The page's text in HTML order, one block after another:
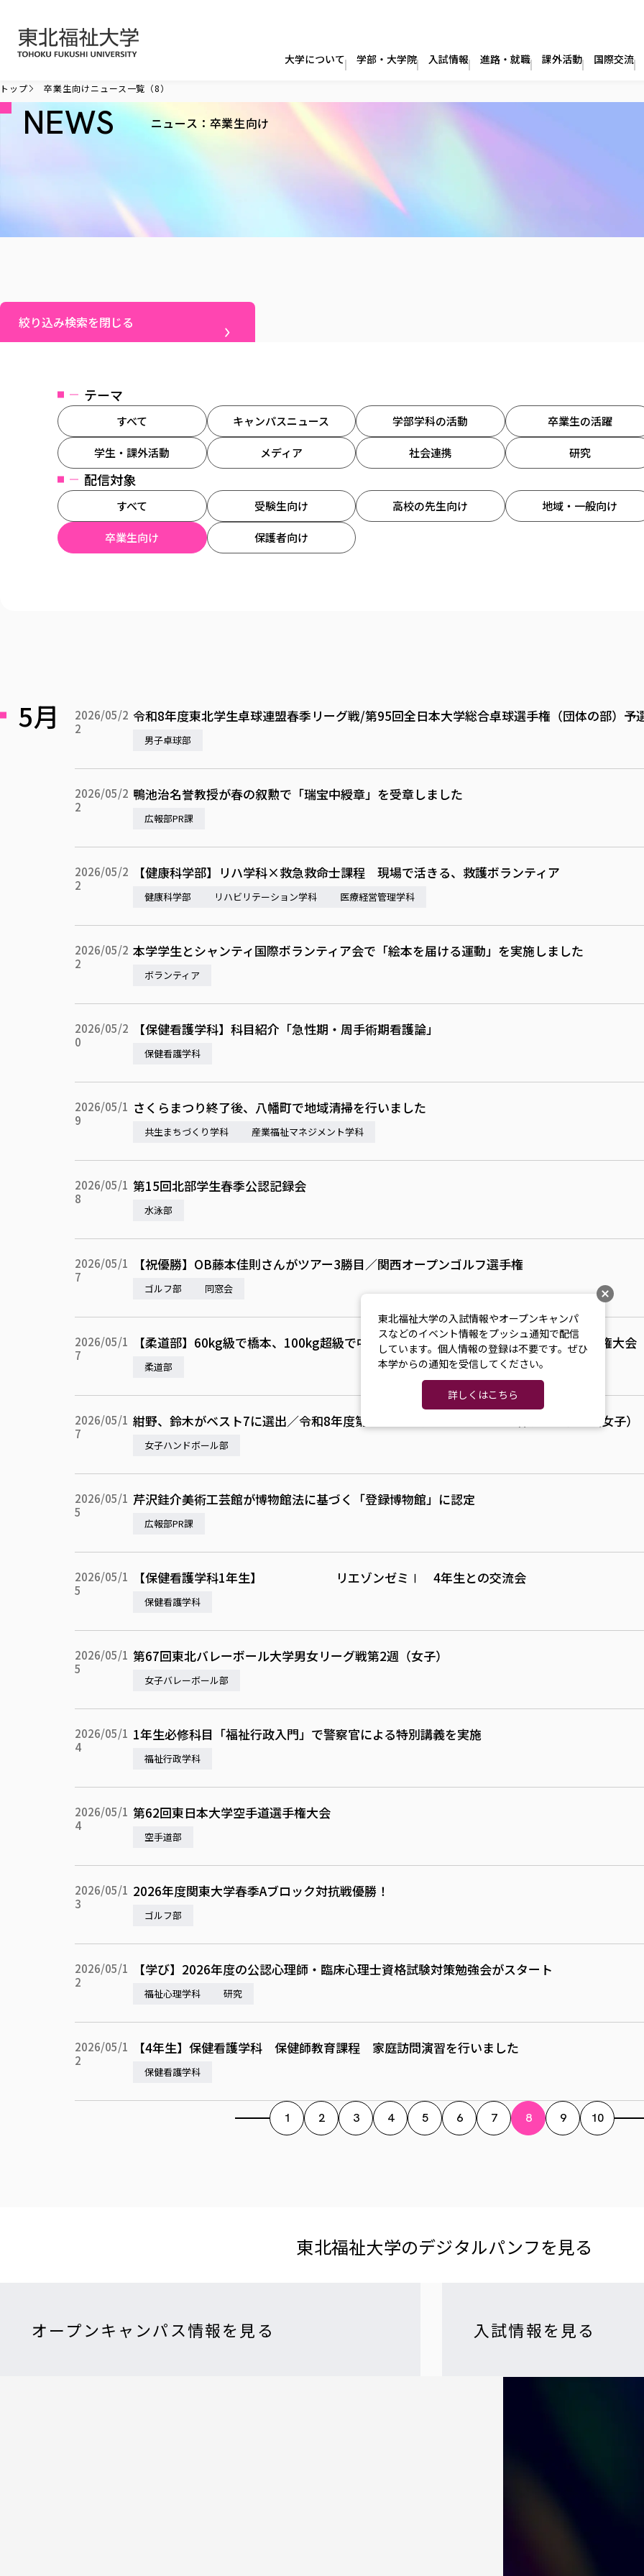
大学について 学部・大学院 入試情報 進路・就職 課外活動 国際交流
トップ 卒業生向けニュース一覧（8）
NEWS ニュース：卒業生向け
絞り込み検索を閉じる
テーマ
すべて キャンパスニュース 学部学科の活動 卒業生の活躍
学生・課外活動 メディア 社会連携 研究
配信対象
すべて 受験生向け 高校の先生向け 地域・一般向け
卒業生向け 保護者向け
5月
2026/05/2
2
令和8年度東北学生卓球連盟春季リーグ戦/第95回全日本大学総合卓球選手権（団体の部）予
男子卓球部
2026/05/2
2
鴨池治名誉教授が春の叙勲で「瑞宝中綬章」を受章しました
広報部PR課
2026/05/2
2
【健康科学部】リハ学科×救急救命士課程 現場で活きる、救護ボランティア
健康科学部 リハビリテーション学科 医療経営管理学科
2026/05/2
2
本学学生とシャンティ国際ボランティア会で「絵本を届ける運動」を実施しました
ボランティア
2026/05/2
0
【保健看護学科】科目紹介「急性期・周手術期看護論」
保健看護学科
2026/05/1
9
さくらまつり終了後、八幡町で地域清掃を行いました
共生まちづくり学科 産業福祉マネジメント学科
2026/05/1
8
第15回北部学生春季公認記録会
水泳部
2026/05/1
7
【祝優勝】OB藤本佳則さんがツアー3勝目／関西オープンゴルフ選手権
ゴルフ部 同窓会
2026/05/1
7
【柔道部】60kg級で橋本、100kg超級で中澤が優勝！全日本ジュニア柔道体重別選手権大
柔道部
2026/05/1
7
紺野、鈴木がベスト7に選出／令和8年度第61回東北学生ハンドボール春季リーグ戦（女子）
女子ハンドボール部
2026/05/1
5
芹沢銈介美術工芸館が博物館法に基づく「登録博物館」に認定
広報部PR課
2026/05/1
5
【保健看護学科1年生】 リエゾンゼミⅠ 4年生との交流会
保健看護学科
2026/05/1
5
第67回東北バレーボール大学男女リーグ戦第2週（女子）
女子バレーボール部
2026/05/1
4
1年生必修科目「福祉行政入門」で警察官による特別講義を実施
福祉行政学科
2026/05/1
4
第62回東日本大学空手道選手権大会
空手道部
2026/05/1
3
2026年度関東大学春季Aブロック対抗戦優勝！
ゴルフ部
2026/05/1
2
【学び】2026年度の公認心理師・臨床心理士資格試験対策勉強会がスタート
福祉心理学科 研究
2026/05/1
2
【4年生】保健看護学科 保健師教育課程 家庭訪問演習を行いました
保健看護学科
1 2 3 4 5 6 7 8 9 10
東北福祉大学の​デジタルパンフを​見る​
オープンキャンパス情報を見る 入試情報を見る
東北福祉大学の入試情報やオープンキャンパ
スなどのイベント情報をプッシュ通知で配信
しています。個人情報の登録は不要です。ぜひ
本学からの通知を受信してください。
詳しくはこちら